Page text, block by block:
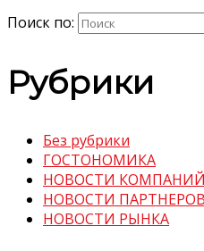
Поиск по:
Рубрики
Без рубрики
ГОСТОНОМИКА
НОВОСТИ КОМПАНИЙ
НОВОСТИ ПАРТНЕРОВ
НОВОСТИ РЫНКА